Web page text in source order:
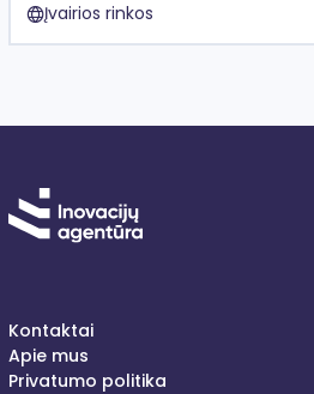
Įvairios rinkos
Kontaktai
Apie mus
Privatumo politika